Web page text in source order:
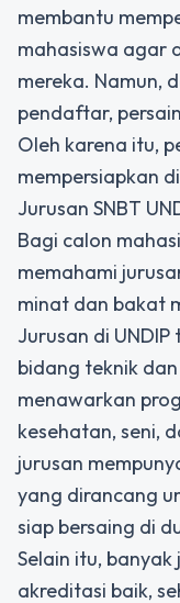
membantu
mahasiswa agar
mereka. Namun,
pendaftar,
Oleh karena itu,
mempersiapkan
Jurusan SNBT
Bagi calon
memahami
minat dan bakat
Jurusan di
bidang teknik
menawarkan
kesehatan, seni,
jurusan
yang dirancang
siap bersaing di
Selain itu, banyak
akreditasi baik,